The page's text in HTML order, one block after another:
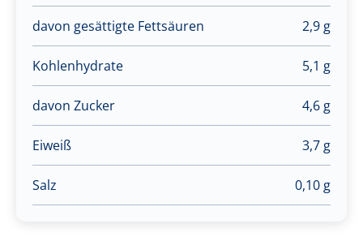
davon gesättigte Fettsäuren 2,9 g
Kohlenhydrate 5,1 g
davon Zucker 4,6 g
Eiweiß 3,7 g
Salz 0,10 g